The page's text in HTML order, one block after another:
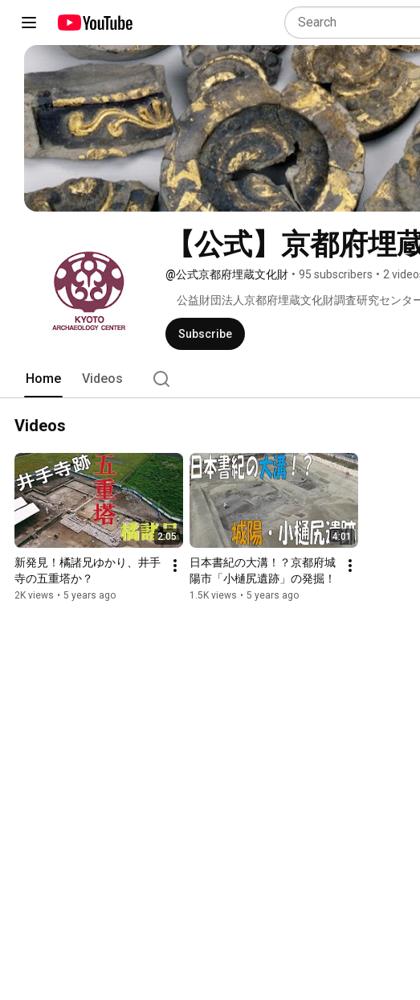
【公式】京都府埋
@公式京都府埋蔵文化財 • 95 subscribers • 2
公益財団法人京都府埋蔵文化財調査研究センタ
化財等の歴史的遺産を後世に伝えていくとともに
ることを目的として、昭和56（1981）年に京都府
Subscribe
Home Videos
Videos
2:05
新発見！橘諸兄ゆかり、井手
寺の五重塔か？
2K views • 5 years ago
4:01
日本書紀の大溝！？京都府城
陽市「小樋尻遺跡」の発掘！
1.5K views • 5 years ago